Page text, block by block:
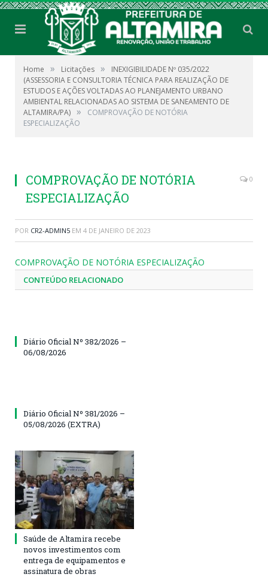
Home » Licitações »
INEXIGIBILIDADE Nº 035/2022
(ASSESSORIA E CONSULTORIA TÉCNICA PARA REALIZAÇÃO DE
ESTUDOS E AÇÕES VOLTADAS AO PLANEJAMENTO URBANO
AMBIENTAL RELACIONADAS AO SISTEMA DE SANEAMENTO DE
ALTAMIRA/PA) »
COMPROVAÇÃO DE NOTÓRIA
ESPECIALIZAÇÃO
COMPROVAÇÃO DE NOTÓRIA
ESPECIALIZAÇÃO
0
POR CR2-ADMIN5 EM 4 DE JANEIRO DE 2023
COMPROVAÇÃO DE NOTÓRIA ESPECIALIZAÇÃO
CONTEÚDO RELACIONADO
Diário Oficial Nº 382/2026 –
06/08/2026
Diário Oficial Nº 381/2026 –
05/08/2026 (EXTRA)
Saúde de Altamira recebe
novos investimentos com
entrega de equipamentos e
assinatura de obras